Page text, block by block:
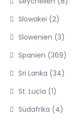
Slowakei (2)
Slowenien (3)
Spanien (369)
Sri Lanka (34)
St. Lucia (1)
Südafrika (4)